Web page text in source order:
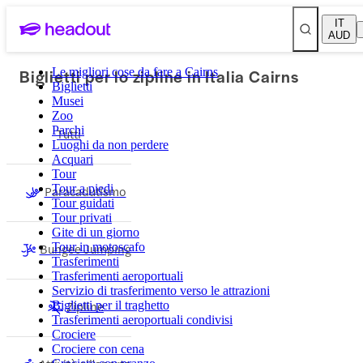
IT
AUD
Le migliori cose da fare a Cairns
Biglietti
Musei
Zoo
Parchi
Luoghi da non perdere
Acquari
Tour
Tour a piedi
Tour guidati
Tour privati
Gite di un giorno
Tour in motoscafo
Trasferimenti
Trasferimenti aeroportuali
Servizio di trasferimento verso le attrazioni
Biglietti per il traghetto
Trasferimenti aeroportuali condivisi
Crociere
Crociere con cena
Biglietti per lo zipline in Italia Cairns
Tutti
Paracadutismo
Bungee Jumping
Zipline